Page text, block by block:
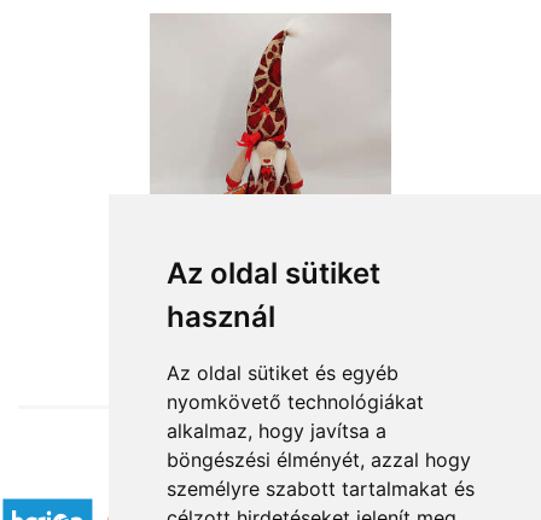
Az oldal sütiket
használ
Az oldal sütiket és egyéb
nyomkövető technológiákat
alkalmaz, hogy javítsa a
böngészési élményét, azzal hogy
személyre szabott tartalmakat és
from HUF12,640
Accepted payment methods